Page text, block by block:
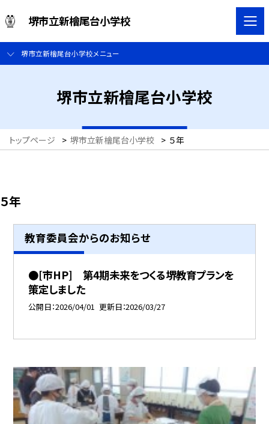
堺市立新檜尾台小学校
堺市立新檜尾台小学校メニュー
堺市立新檜尾台小学校
トップページ > 堺市立新檜尾台小学校 > ５年
５年
教育委員会からのお知らせ
●[市HP] 第4期未来をつくる堺教育プランを
策定しました
公開日 2026/04/01 更新日 2026/03/27